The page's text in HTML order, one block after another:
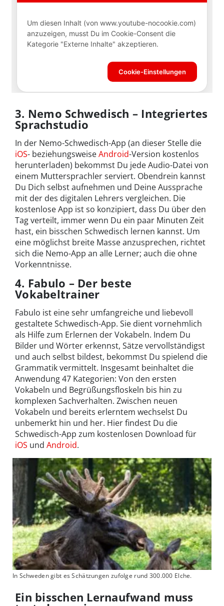
3. Nemo Schwedisch – Integriertes
Sprachstudio
In der Nemo-Schwedisch-App (an dieser Stelle die
iOS- beziehungsweiseAndroid-Version kostenlos
herunterladen) bekommst Du jede Audio-Datei von
einem Muttersprachler serviert. Obendrein kannst
Du Dich selbst aufnehmen und Deine Aussprache
mit der des digitalen Lehrers vergleichen. Die
kostenlose App ist so konzipiert, dass Du über den
Tag verteilt, immer wenn Du ein paar Minuten Zeit
hast, ein bisschen Schwedisch lernen kannst. Um
eine möglichst breite Masse anzusprechen, richtet
sich die Nemo-App an alle Lerner; auch die ohne
Vorkenntnisse.
4. Fabulo – Der beste
Vokabeltrainer
Fabulo ist eine sehr umfangreiche und liebevoll
gestaltete Schwedisch-App. Sie dient vornehmlich
als Hilfe zum Erlernen der Vokabeln. Indem Du
Bilder und Wörter erkennst, Sätze vervollständigst
und auch selbst bildest, bekommst Du spielend die
Grammatik vermittelt. Insgesamt beinhaltet die
Anwendung 47 Kategorien: Von den ersten
Vokabeln und Begrüßungsfloskeln bis hin zu
komplexen Sachverhalten. Zwischen neuen
Vokabeln und bereits erlerntem wechselst Du
unbemerkt hin und her. Hier findest Du die
Schwedisch-App zum kostenlosen Download für
iOS und Android.
In Schweden gibt es Schätzungen zufolge rund 300.000 Elche.
Ein bisschen Lernaufwand muss